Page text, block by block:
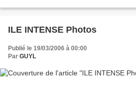
ILE INTENSE Photos
Publié le 19/03/2006 à 00:00
Par GUYL